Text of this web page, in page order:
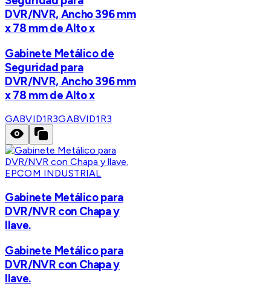
DVR/NVR, Ancho 396 mm
x 78 mm de Alto x
Gabinete Metálico de
Seguridad para
DVR/NVR, Ancho 396 mm
x 78 mm de Alto x
GABVID1R3GABVID1R3
EPCOM INDUSTRIAL
Gabinete Metálico para
DVR/NVR con Chapa y
llave.
Gabinete Metálico para
DVR/NVR con Chapa y
llave.